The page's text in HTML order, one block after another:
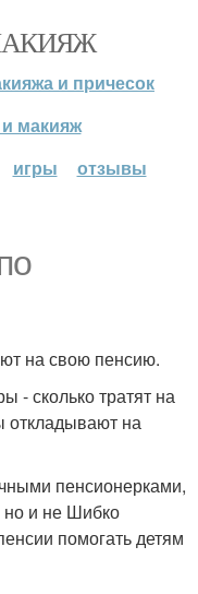
и причесок
и макияж
игры отзывы
на свою пенсию.
- сколько тратят на
откладывают на
пенсионерками,
но и не Шибко
помогать детям